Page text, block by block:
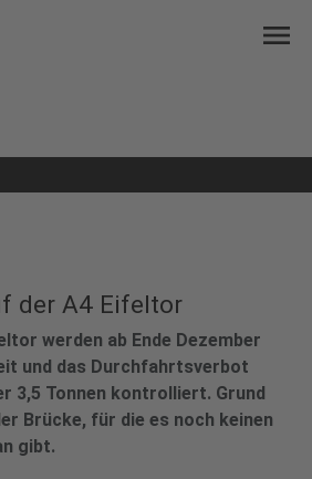
menu
der A4 Eifeltor
werden ab Ende Dezember
und das Durchfahrtsverbot
3,5 Tonnen kontrolliert. Grund
Brücke, für die es noch keinen
gibt.